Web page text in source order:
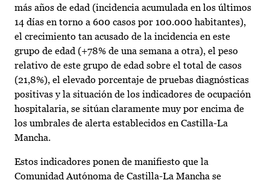
más años de edad (incidencia acumulada en los últimos
14 días en torno a 600 casos por 100.000 habitantes),
el crecimiento tan acusado de la incidencia en este
grupo de edad (+78% de una semana a otra), el peso
relativo de este grupo de edad sobre el total de casos
(21,8%), el elevado porcentaje de pruebas diagnósticas
positivas y la situación de los indicadores de ocupación
hospitalaria, se sitúan claramente muy por encima de
los umbrales de alerta establecidos en Castilla-La
Mancha.
Estos indicadores ponen de manifiesto que la
Comunidad Autónoma de Castilla-La Mancha se